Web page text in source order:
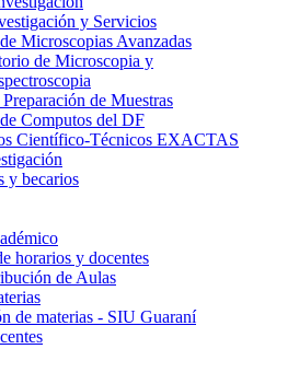
y Servicios
Microscopias Avanzadas
de Microscopia y
Preparación de Muestras
Computos del DF
Científico-Técnicos EXACTAS
y becarios
horarios y docentes
de Aulas
de materias - SIU Guaraní